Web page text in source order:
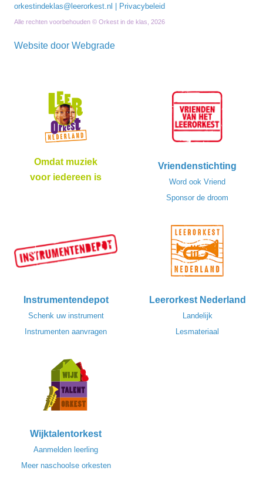
Omdat muziek
voor iedereen is
Vriendenstichting
Word ook Vriend
Sponsor de droom
Instrumentendepot
Schenk uw instrument
Instrumenten aanvragen
Leerorkest Nederland
Landelijk
Lesmateriaal
Wijktalentorkest
Aanmelden leerling
Meer naschoolse orkesten
orkestindeklas@leerorkest.nl
Privacybeleid
Alle rechten voorbehouden © Orkest in de klas, 2026
Website door Webgrade